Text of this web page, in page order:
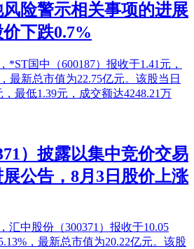
险警示相关事项的进展
下跌0.7%
*ST国中（600187）报收于1.41元，
最新总市值为22.75亿元。该股当日
最低1.39元，成交额达4248.21万
）披露以集中竞价交易
公告，8月3日股价上涨
汇中股份（300371）报收于10.05
，最新总市值为20.22亿元。该股